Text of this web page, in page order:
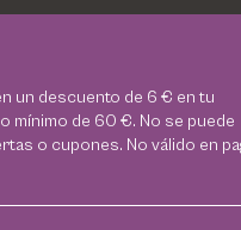
para todo tipo de piel,
y mejora la apariencia
rellenando la piel y
un descuento de 6 € en tu
mínimo de 60 €. No se puede
o cupones. No válido en